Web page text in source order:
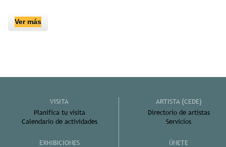
Ver más
VISITA
Planifica tu visita
Calendario de actividades
EXHIBICIONES
ARTISTA (CEDE)
Directorio de artistas
Servicios
ÚNETE